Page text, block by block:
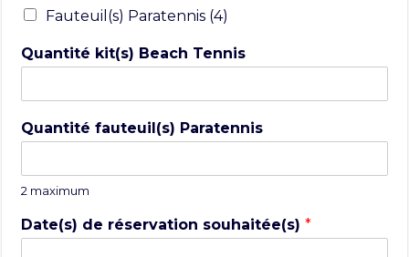
Fauteuil(s) Paratennis (4)
Quantité kit(s) Beach Tennis
Quantité fauteuil(s) Paratennis
2 maximum
Date(s) de réservation souhaitée(s)*